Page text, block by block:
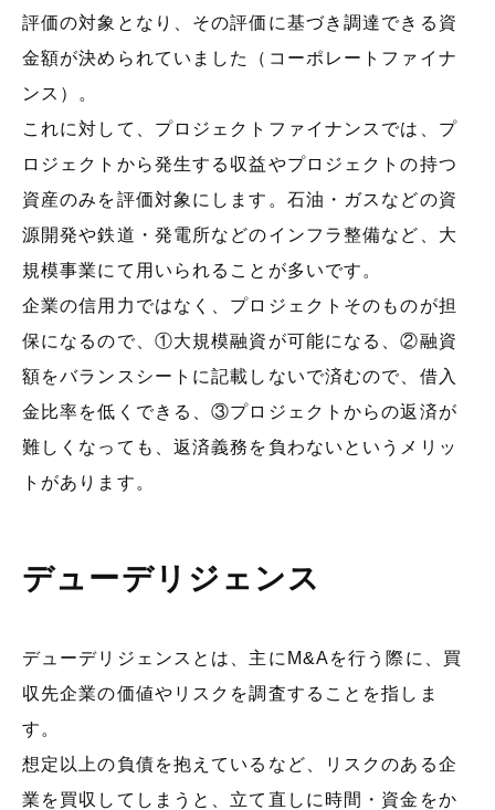
評価の対象となり、その評価に基づき調達できる資
金額が決められていました（コーポレートファイナ
ンス）。
これに対して、プロジェクトファイナンスでは、プ
ロジェクトから発生する収益やプロジェクトの持つ
資産のみを評価対象にします。石油・ガスなどの資
源開発や鉄道・発電所などのインフラ整備など、大
規模事業にて用いられることが多いです。
企業の信用力ではなく、プロジェクトそのものが担
保になるので、①大規模融資が可能になる、②融資
額をバランスシートに記載しないで済むので、借入
金比率を低くできる、③プロジェクトからの返済が
難しくなっても、返済義務を負わないというメリッ
トがあります。
デューデリジェンス
デューデリジェンスとは、主にM&Aを行う際に、買
収先企業の価値やリスクを調査することを指しま
す。
想定以上の負債を抱えているなど、リスクのある企
業を買収してしまうと、立て直しに時間・資金をか